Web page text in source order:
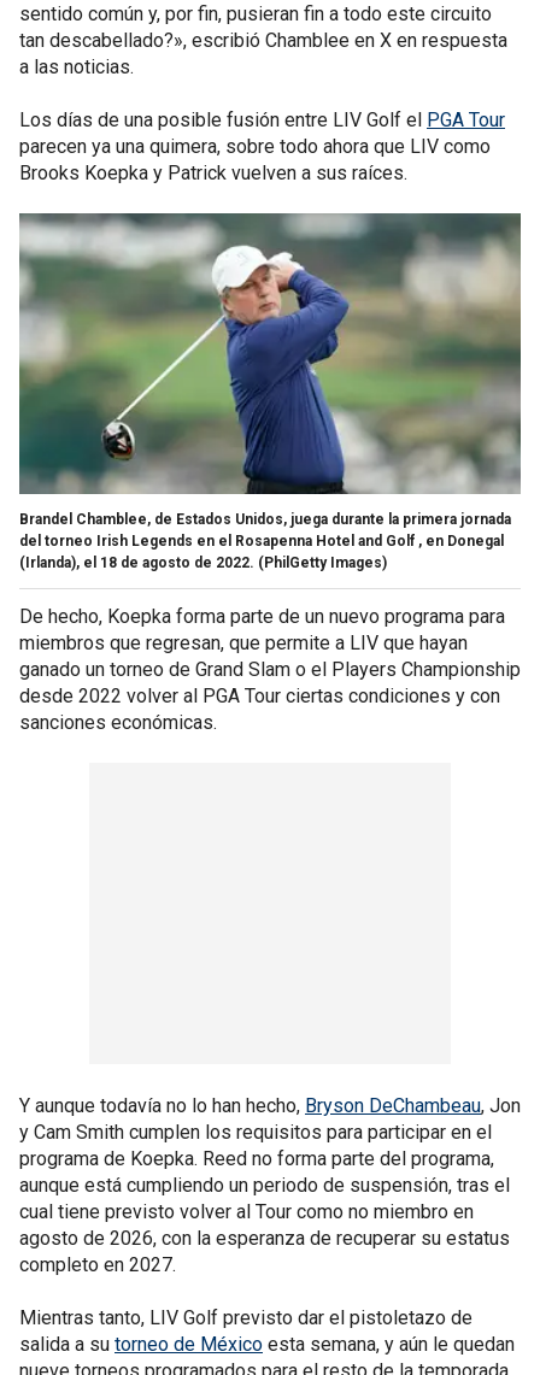
sentido común y, por fin, pusieran fin a todo este circuito
tan descabellado?», escribió Chamblee en X en respuesta
a las noticias.
Los días de una posible fusión entre LIV Golf el PGA Tour
parecen ya una quimera, sobre todo ahora que LIV como
Brooks Koepka y Patrick vuelven a sus raíces.
Brandel Chamblee, de Estados Unidos, juega durante la primera jornada
del torneo Irish Legends en el Rosapenna Hotel and Golf , en Donegal
(Irlanda), el 18 de agosto de 2022. (PhilGetty Images)
De hecho, Koepka forma parte de un nuevo programa para
miembros que regresan, que permite a LIV que hayan
ganado un torneo de Grand Slam o el Players Championship
desde 2022 volver al PGA Tour ciertas condiciones y con
sanciones económicas.
Y aunque todavía no lo han hecho, Bryson DeChambeau, Jon
y Cam Smith cumplen los requisitos para participar en el
programa de Koepka. Reed no forma parte del programa,
aunque está cumpliendo un periodo de suspensión, tras el
cual tiene previsto volver al Tour como no miembro en
agosto de 2026, con la esperanza de recuperar su estatus
completo en 2027.
Mientras tanto, LIV Golf previsto dar el pistoletazo de
salida a su torneo de México esta semana, y aún le quedan